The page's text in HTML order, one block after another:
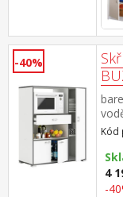
-40%
s
×
se
Kód
4
-